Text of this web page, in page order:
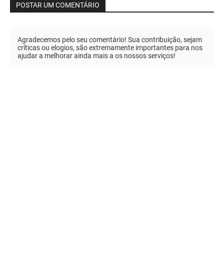
POSTAR UM COMENTÁRIO
Agradecemos pelo seu comentário! Sua contribuição, sejam
críticas ou elogios, são extremamente importantes para nos
ajudar a melhorar ainda mais a os nossos serviços!